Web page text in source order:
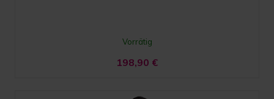
Vorrätig
198,90 €